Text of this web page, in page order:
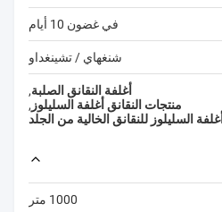
في غضون 10 أيام
شنغهاي / تشينغداو
أغلفة النقانق الصلبة,
منتجات النقانق أغلفة السليلوز ,
أغلفة السليلوز للنقانق الخالية من الجلد
1000 متر